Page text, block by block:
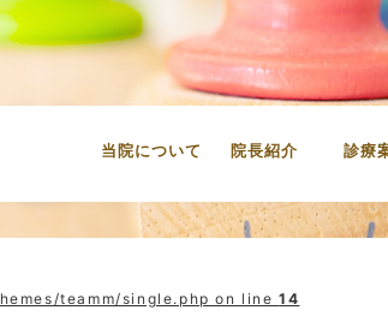
当院について 院長紹介 診療
虫
定
審
ホ
親
イ
小
治
teamm/single.php on line14